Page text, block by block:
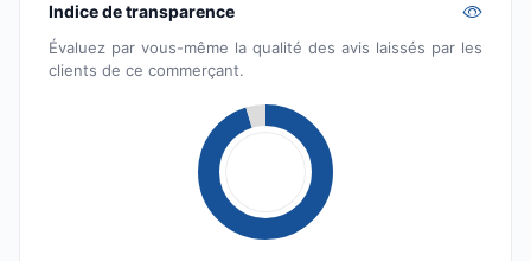
Indice de transparence
Évaluez par vous-même la qualité des avis laissés par les
clients de ce commerçant.